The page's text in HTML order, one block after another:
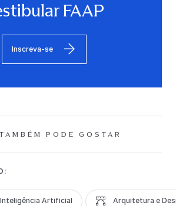
FAAP
Inscreva-se
PODE GOSTAR
Inteligência Artificial Arquitetura e